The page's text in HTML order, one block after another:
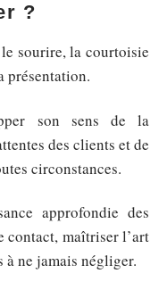
?
sourire, la courtoisie
présentation.
son sens de la
des clients et de
circonstances.
approfondie des
contact, maîtriser l’art
ne jamais négliger.